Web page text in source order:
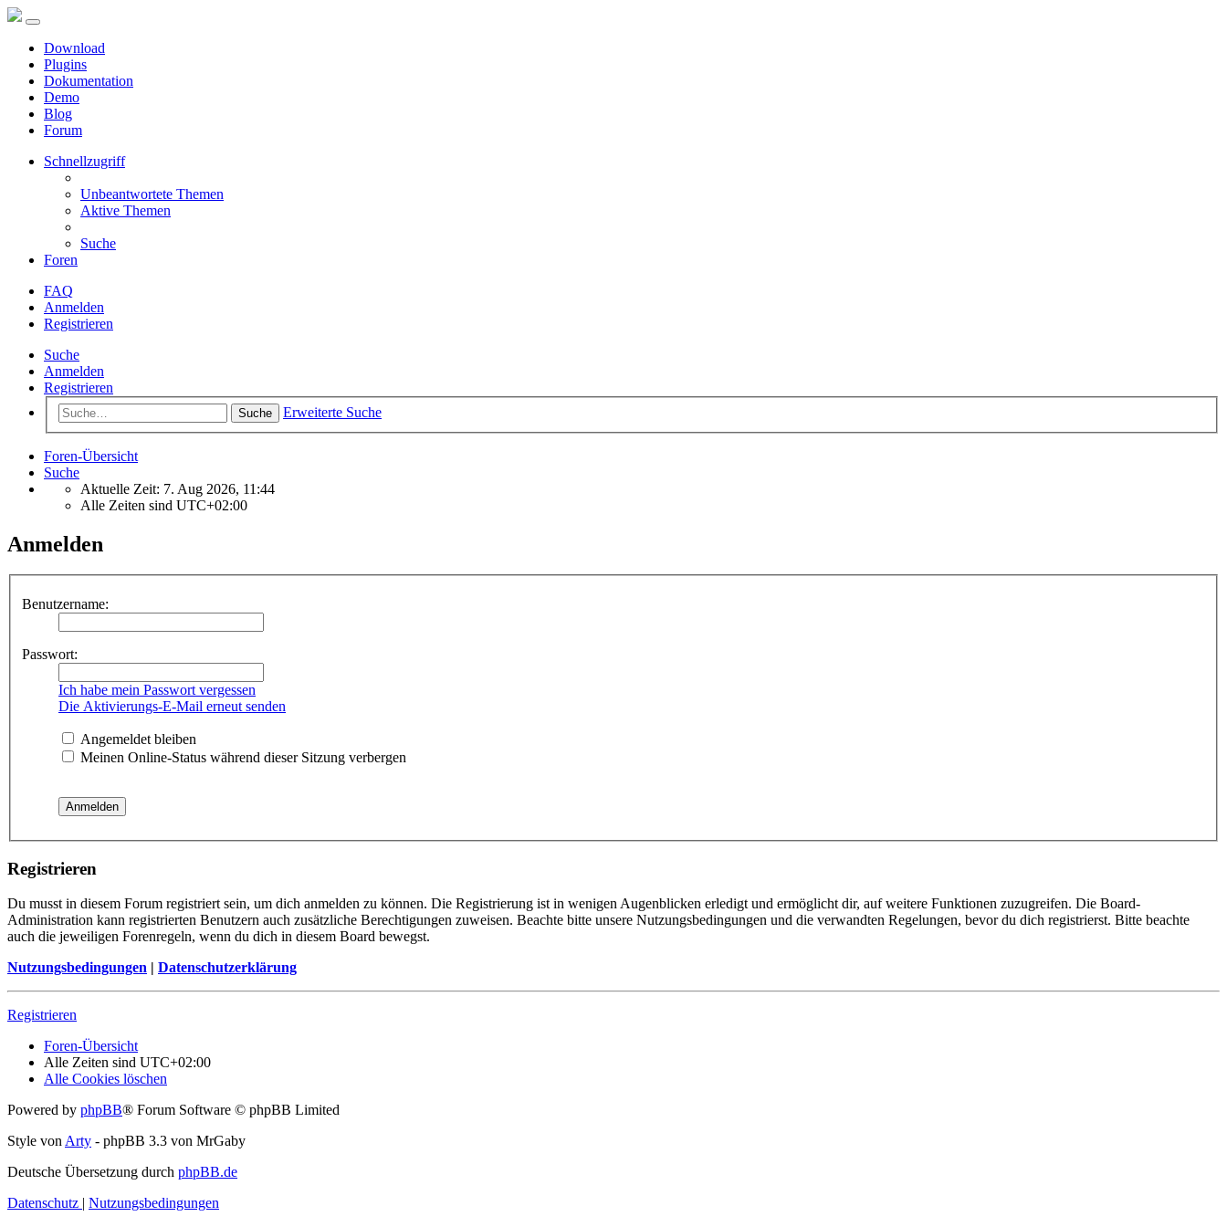
Download
Plugins
Dokumentation
Demo
Blog
Forum
Schnellzugriff
Unbeantwortete Themen
Aktive Themen
Suche
Foren
FAQ
Anmelden
Registrieren
Suche
Anmelden
Registrieren
Suche Erweiterte Suche
Foren-Übersicht
Suche
Aktuelle Zeit: 7. Aug 2026, 11:44
Alle Zeiten sind UTC+02:00
Anmelden
Benutzername:
Passwort:
Ich habe mein Passwort vergessen
Die Aktivierungs-E-Mail erneut senden
Angemeldet bleiben
Meinen Online-Status während dieser Sitzung verbergen
Registrieren
Du musst in diesem Forum registriert sein, um dich anmelden zu können. Die Registrierung ist in wenigen Augenblicken erledigt und ermöglicht dir, auf weitere Funktionen zuzugreifen. Die Board-
Administration kann registrierten Benutzern auch zusätzliche Berechtigungen zuweisen. Beachte bitte unsere Nutzungsbedingungen und die verwandten Regelungen, bevor du dich registrierst. Bitte beachte
auch die jeweiligen Forenregeln, wenn du dich in diesem Board bewegst.
Nutzungsbedingungen | Datenschutzerklärung
Registrieren
Foren-Übersicht
Alle Zeiten sind UTC+02:00
Alle Cookies löschen
Powered by phpBB® Forum Software © phpBB Limited
Style vonArty - phpBB 3.3 von MrGaby
Deutsche Übersetzung durch phpBB.de
Datenschutz | Nutzungsbedingungen